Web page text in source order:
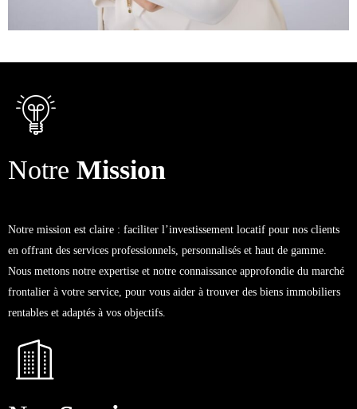
Notre Mission
Notre mission est claire : faciliter l’investissement locatif pour nos clients
en offrant des services professionnels, personnalisés et haut de gamme.
Nous mettons notre expertise et notre connaissance approfondie du marché
frontalier à votre service, pour vous aider à trouver des biens immobiliers
rentables et adaptés à vos objectifs.